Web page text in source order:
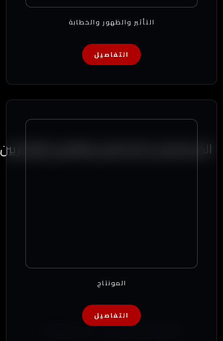
التأثير والظهور والخطابة
التفاصيل
المونتاج
التفاصيل
المستشارين الإعلاميين والفنيين والإداريين
بعض الإحصائيات عن شركتنا